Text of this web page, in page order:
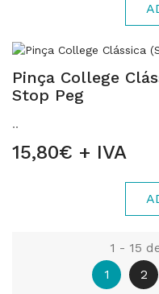
Pinça College
Stop Peg
..
15,80€ + IVA
1 - 15
1
2